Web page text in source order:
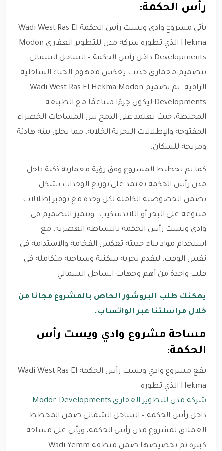
رأس الحكمة:
يأتي مشروع وادي ويست رأس الحكمة Wadi West Ras El
Hekma الذي تطوره شركة مدن للتطوير العقاري Modon
Developments داخل رأس الحكمة – الساحل الشمالي
بتصميم معماري حديث يعكس مفهوم الحياة الساحلية
الراقية. تم تصميم Wadi West Ras El Hekma Modon
Developments ليكون جزءًا متناغمًا مع الطبيعة
المحيطة، حيث يعتمد على الدمج بين المساحات الخضراء
المفتوحة والإطلالات البحرية الخلابة، مما يخلق بيئة هادئة
ومريحة للسكان.
كما تم تخطيط المشروع وفق رؤية معمارية ذكية داخل
مدن رأس الحكمة تعتمد على توزيع الوحدات بشكل
يضمن الخصوصية الكاملة لكل وحدة مع توفير إطلالات
متنوعة على البحر أو اللاندسكيب. ويتميز التصميم في
وادي ويست رأس الحكمة بالبساطة العصرية، مع
استخدام مواد بناء حديثة تعكس الفخامة والاستدامة في
نفس الوقت، ليقدم تجربة سكنية وسياحية متكاملة في
قلب واحدة من أهم وجهات الساحل الشمالي.
يمكنك طلب البروشور الخاص بالمشروع مجانا من
خلال مراسلتنا عبر الواتساب.
مساحة مشروع وادي ويست رأس
الحكمة:
يقع مشروع وادي ويست رأس الحكمة Wadi West Ras El
Hekma الذي تطوره
شركة مدن للتطوير العقاري Modon Developments
داخل رأس الحكمة – الساحل الشمالي ضمن المخطط
العملاق لمشروع مدن رأس الحكمة، ويأتي على مساحة
كبيرة تم تخصيصها ضمن منطقة Wadi Yemm.